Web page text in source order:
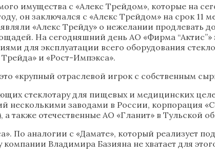
имущества с «Алекс Трейдом», которые на
он заключался с «Алекс Трейдом» на срок 11
«Алекс Трейду» о нежелании продлевать
На сегодняшний день АО «Фирма “Актис”»
для эксплуатации всего оборудования
и «Рост-Импэкса».
«крупный отраслевой игрок с собственным
стеклотару для пищевых и медицинских
заводами в России, корпорация
отечественные АО «Гланит» в Тульской
По аналогии с «Дамате», который реализует
Владимира Базияна не хватает для